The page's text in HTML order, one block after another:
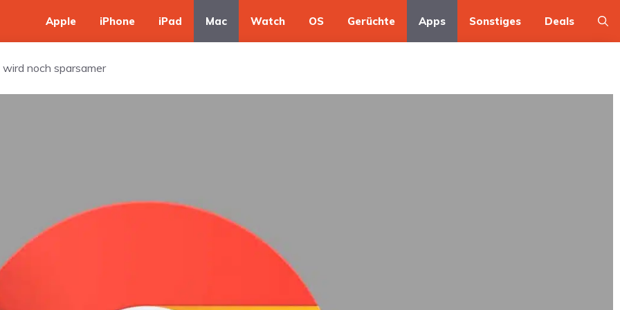
Apple iPhone iPad Mac Watch OS Gerüchte Apps Sonstiges Deals
wird noch sparsamer